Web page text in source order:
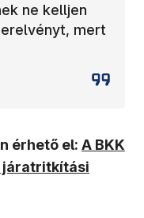
ne kelljen
mert
érhető el: A BKK
járatritkítási